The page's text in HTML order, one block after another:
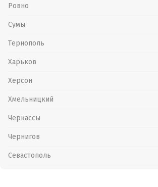
Ровно
Сумы
Тернополь
Харьков
Херсон
Хмельницкий
Черкассы
Чернигов
Севастополь